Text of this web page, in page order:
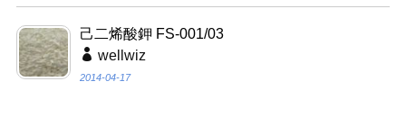
己二烯酸鉀 FS-001/03
wellwiz
2014-04-17